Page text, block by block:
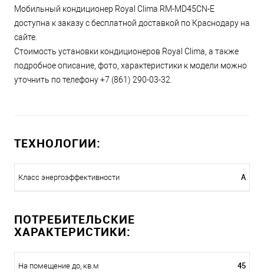
Мобильный кондиционер Royal Clima RM-MD45CN-E
доступна к заказу с бесплатной доставкой по Краснодару на
сайте.
Стоимость установки кондиционеров Royal Clima, а также
подробное описание, фото, характеристики к модели можно
уточнить по телефону +7 (861) 290-03-32.
ТЕХНОЛОГИИ:
Класс энергоэффективности A
ПОТРЕБИТЕЛЬСКИЕ
ХАРАКТЕРИСТИКИ:
На помещение до, кв.м 45